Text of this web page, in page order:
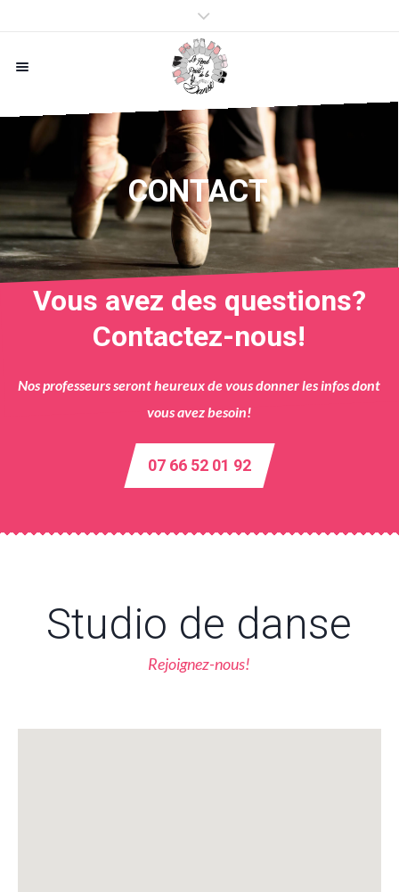
CONTACT
Vous avez des questions?
Contactez-nous!
Nos professeurs seront heureux de vous donner les infos dont
vous avez besoin!
07 66 52 01 92
Studio de danse
Rejoignez-nous!